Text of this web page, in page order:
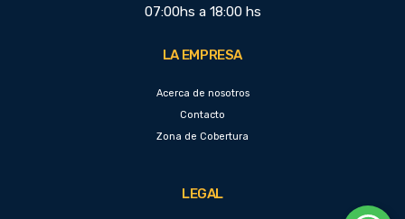
07:00hs a 18:00 hs
LA EMPRESA
Acerca de nosotros
Contacto
Zona de Cobertura
LEGAL